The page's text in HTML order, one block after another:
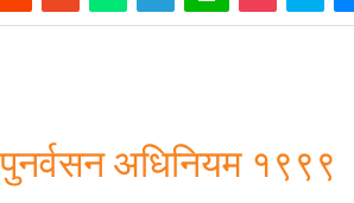
पुनर्वसन अधिनियम १९९९